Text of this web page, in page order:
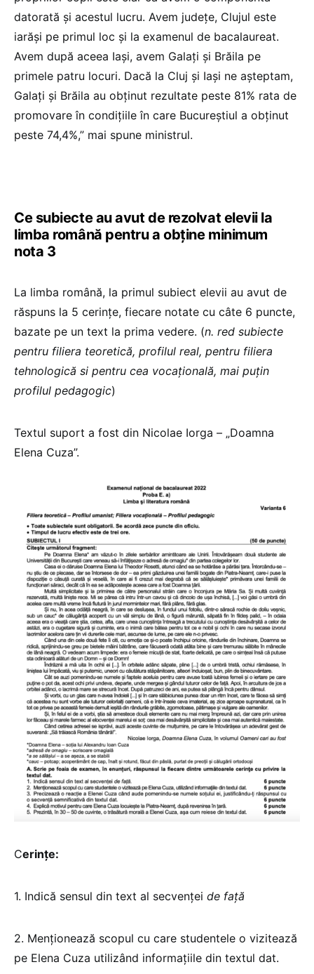
datorată și acestul lucru. Avem județe, Clujul este
iarăși pe primul loc și la examenul de bacalaureat.
Avem după aceea Iași, avem Galați și Brăila pe
primele patru locuri. Dacă la Cluj și Iași ne așteptam,
Galați și Brăila au obținut rezultate peste 81% rata de
promovare în condițiile în care Bucureștiul a obținut
peste 74,4%,” mai spune ministrul.
Ce subiecte au avut de rezolvat elevii la
limba română pentru a obține minimum
nota 3
La limba română, la primul subiect elevii au avut de
răspuns la 5 cerințe, fiecare notate cu câte 6 puncte,
bazate pe un text la prima vedere. (n. red subiecte
pentru filiera teoretică, profilul real, pentru filiera
tehnologică si pentru cea vocațională, mai puțin
profilul pedagogic)
Textul suport a fost din Nicolae Iorga – „Doamna
Elena Cuza”.
Cerințe:
1. Indică sensul din text al secvenței de față
2. Menționează scopul cu care studentele o vizitează
pe Elena Cuza utilizând informațiile din textul dat.